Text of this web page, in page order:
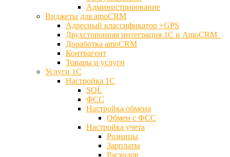
Администрирование
Виджеты для amoCRM
Адресный классификатор +GPS
Двухсторонняя интеграция 1С и AmoCRM
Доработка amoCRM
Контрагент
Товары и услуги
Услуги 1С
Настройка 1С
SQL
ФСС
Настройка обмена
Обмен с ФСС
Настройка учета
Розницы
Зарплаты
Расходов